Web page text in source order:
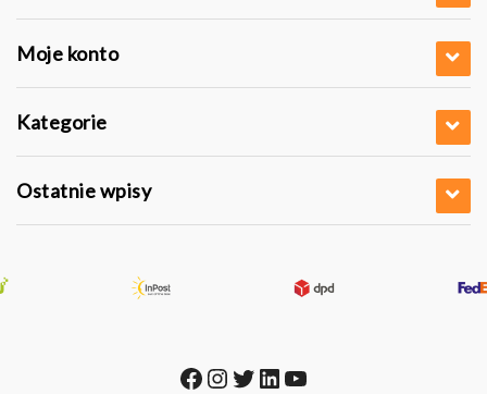
Moje konto
Kategorie
Ostatnie wpisy
Facebook
Instagram
Twitter
LinkedIn
YouTube